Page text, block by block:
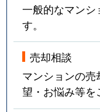
一般的なマンシ
す。
売却相談
マンションの
望・お悩み等を